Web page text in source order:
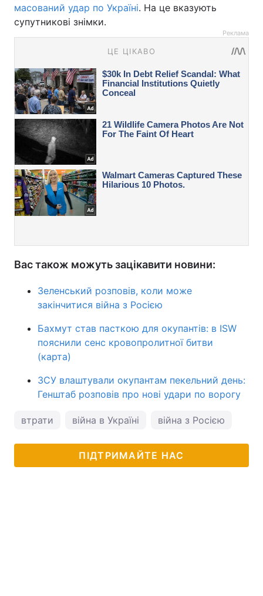
масований удар по Україні. На це вказують
супутникові знімки.
Реклама
Вас також можуть зацікавити новини:
Зеленський розповів, коли може
закінчитися війна з Росією
Бахмут став пасткою для окупантів: в ISW
пояснили сенс кровопролитної битви
(карта)
ЗСУ влаштували окупантам пекельний день:
Генштаб розповів про нові удари по ворогу
втрати війна в Україні війна з Росією
ПІДТРИМАЙТЕ НАС